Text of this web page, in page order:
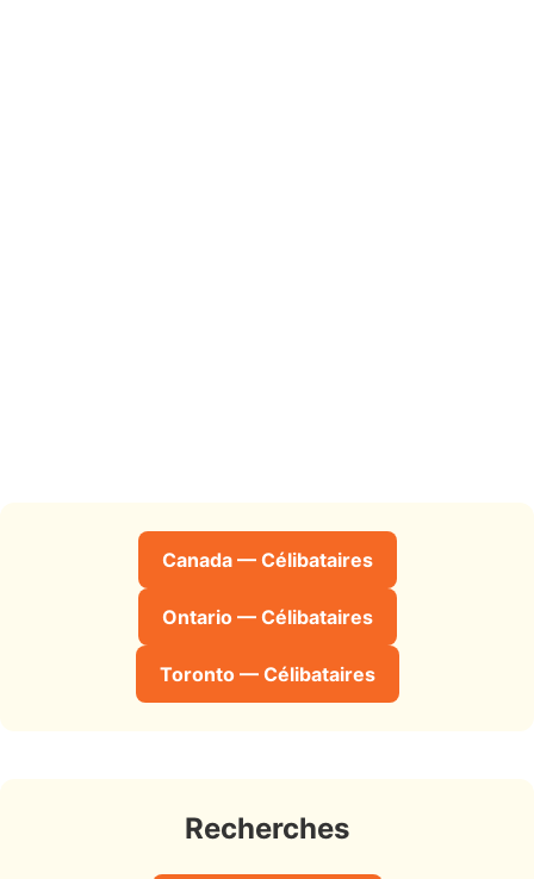
Canada — Célibataires
Ontario — Célibataires
Toronto — Célibataires
Recherches